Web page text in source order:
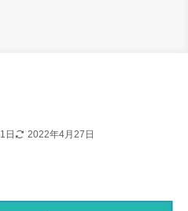
日 2022年4月27日